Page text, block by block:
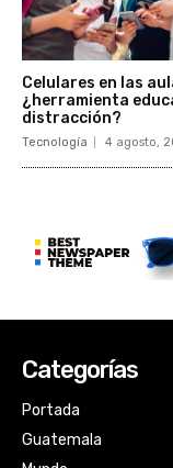
Categorías
Portada
Guatemala